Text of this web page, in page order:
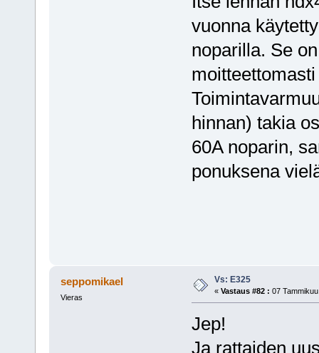
vuonna
noparilla. Se
hinnan) takia
60A noparin,
ponuksena
seppomikael
Vieras
Vs: E325
« Vastaus #82 : 07
Jep!
Ja rattaiden